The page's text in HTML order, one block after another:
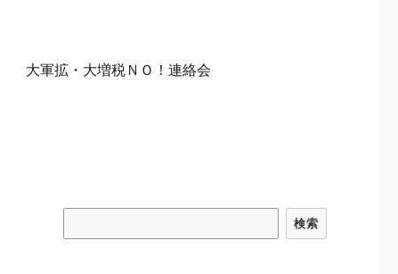
大軍拡・大増税ＮＯ！連絡会
検索